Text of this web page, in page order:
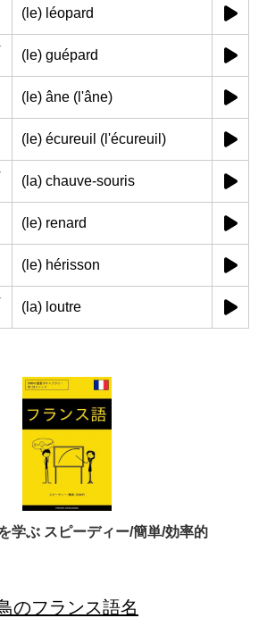
(le) léopard
(le) guépard
(le) âne (l'âne)
(le) écureuil (l'écureuil)
(la) chauve-souris
(le) renard
(le) hérisson
(la) loutre
学ぶ スピーディー/簡単/効率的
のフランス語名